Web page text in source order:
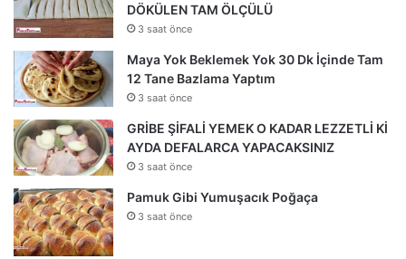
DÖKÜLEN TAM ÖLÇÜLÜ
3 saat önce
Maya Yok Beklemek Yok 30 Dk İçinde Tam
12 Tane Bazlama Yaptım
3 saat önce
GRİBE ŞİFALİ YEMEK O KADAR LEZZETLİ Kİ
AYDA DEFALARCA YAPACAKSINIZ
3 saat önce
Pamuk Gibi Yumuşacık Poğaça
3 saat önce